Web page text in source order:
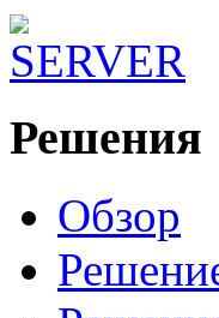
Решения
Обзор